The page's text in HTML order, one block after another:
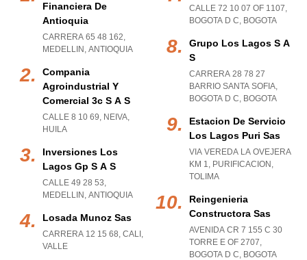
Financiera De
Antioquia
CARRERA 65 48 162,
MEDELLIN , ANTIOQUIA
Compania
Agroindustrial Y
Comercial 3c S A S
CALLE 8 10 69, NEIVA,
HUILA
Inversiones Los
Lagos Gp S A S
CALLE 49 28 53,
MEDELLIN , ANTIOQUIA
Losada Munoz Sas
CARRERA 12 15 68, CALI ,
VALLE
CALLE 72 10 07 OF 1107,
BOGOTA D C, BOGOTA
Grupo Los Lagos S A
S
CARRERA 28 78 27
BARRIO SANTA SOFIA,
BOGOTA D C, BOGOTA
Estacion De Servicio
Los Lagos Puri Sas
VIA VEREDA LA OVEJERA
KM 1, PURIFICACION ,
TOLIMA
Reingenieria
Constructora Sas
AVENIDA CR 7 155 C 30
TORRE E OF 2707,
BOGOTA D C, BOGOTA